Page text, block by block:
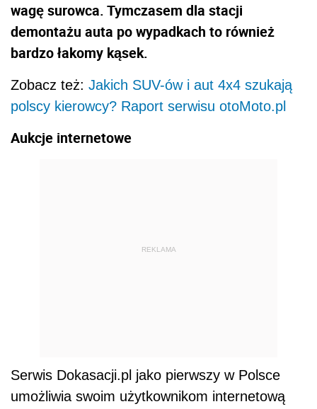
wagę surowca. Tymczasem dla stacji
demontażu auta po wypadkach to również
bardzo łakomy kąsek.
Zobacz też: Jakich SUV-ów i aut 4x4 szukają
polscy kierowcy? Raport serwisu otoMoto.pl
Aukcje internetowe
REKLAMA
Serwis Dokasacji.pl jako pierwszy w Polsce
umożliwia swoim użytkownikom internetową